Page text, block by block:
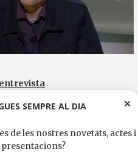
ho aSEMPRE AL DIA
de les nostres novetats, actes i
presentacions?